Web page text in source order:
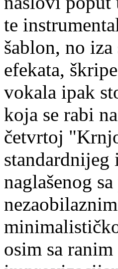
te
šablon, no
efekata,
vokala ipak
koja se rabi
četvrtoj
naglašenog
osim sa